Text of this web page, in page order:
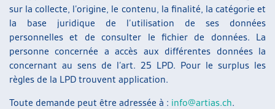
sur la collecte, l’origine, le contenu, la finalité, la catégorie et
la base juridique de l’utilisation de ses données
personnelles et de consulter le fichier de données. La
personne concernée a accès aux différentes données la
concernant au sens de l’art. 25 LPD. Pour le surplus les
règles de la LPD trouvent application.
Toute demande peut être adressée à : info@artias.ch.